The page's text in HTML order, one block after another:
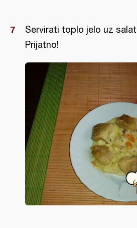
Servirati toplo jelo uz
Prijatno!